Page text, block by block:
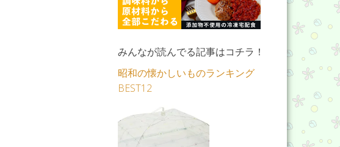
みんなが読んでる記事はコチラ！
昭和の懐かしいものランキング
BEST12